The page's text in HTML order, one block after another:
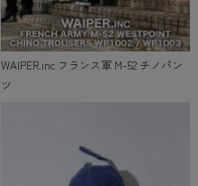
WAIPER.inc フランス軍 M-52 チノパン
ツ